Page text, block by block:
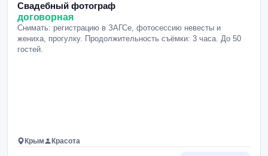
Свадебный фотограф
договорная
Снимать: регистрацию в ЗАГСе, фотосессию невесты и
жениха, прогулку. Продолжительность съёмки: 3 часа. До 50
гостей.
Крым Красота